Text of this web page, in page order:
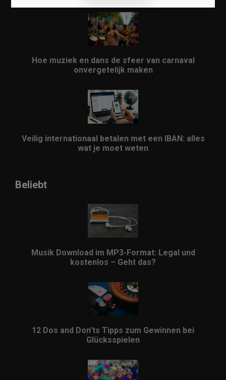
Hoe muziek en dans de sfeer van carnaval
onvergetelijk maken
Veilig internationaal betalen met een IBAN: alles
wat je moet weten
Beliebt
Musik Download im MP3-Format: Legal und
kostenlos – Geht das?
12 Dos and Don’ts Tipps zum Gewinnen bei
Glücksspielen